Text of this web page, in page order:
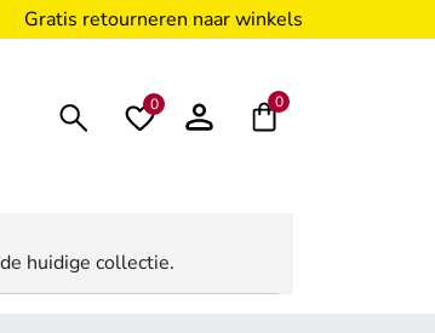
Gratis retourneren naar winkels
0 0
huidige collectie.